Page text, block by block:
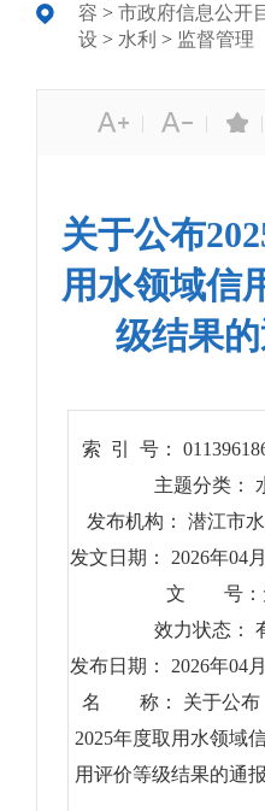
容 > 市政府信息公开
设 > 水利 > 监督管理
| | |
关于公布
用水领域信
级结果
索 引 号：
主题分类：
发布机构： 潜江市
发文日期： 2026年04
文 号：
效力状态：
发布日期： 2026年04
名 称： 关于公布
2025年度取用水领域
用评价等级结果的通报